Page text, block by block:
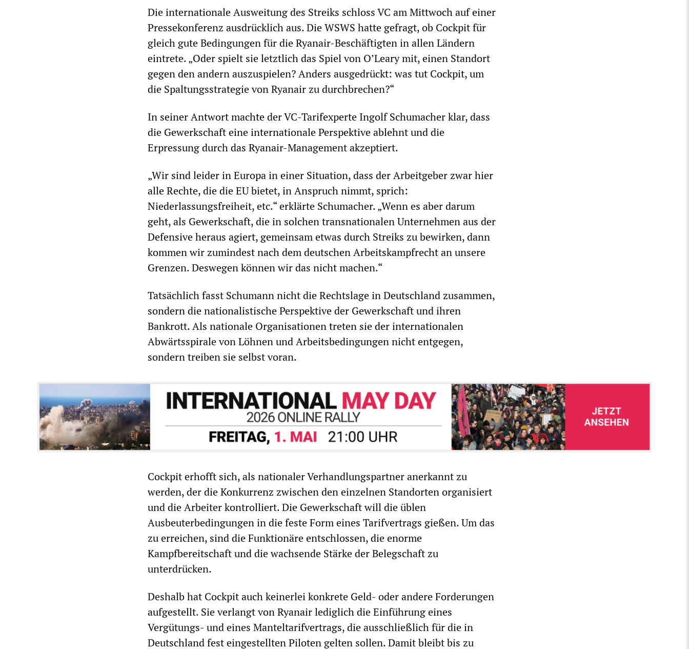
Die internationale Ausweitung des Streiks schloss VC am Mittwoch auf einer
Pressekonferenz ausdrücklich aus. Die WSWS hatte gefragt, ob Cockpit für
gleich gute Bedingungen für die Ryanair-Beschäftigten in allen Ländern
eintrete. „Oder spielt sie letztlich das Spiel von O’Leary mit, einen Standort
gegen den andern auszuspielen? Anders ausgedrückt: was tut Cockpit, um
die Spaltungsstrategie von Ryanair zu durchbrechen?“
In seiner Antwort machte der VC-Tarifexperte Ingolf Schumacher klar, dass
die Gewerkschaft eine internationale Perspektive ablehnt und die
Erpressung durch das Ryanair-Management akzeptiert.
„Wir sind leider in Europa in einer Situation, dass der Arbeitgeber zwar hier
alle Rechte, die die EU bietet, in Anspruch nimmt, sprich:
Niederlassungsfreiheit, etc.“ erklärte Schumacher. „Wenn es aber darum
geht, als Gewerkschaft, die in solchen transnationalen Unternehmen aus der
Defensive heraus agiert, gemeinsam etwas durch Streiks zu bewirken, dann
kommen wir zumindest nach dem deutschen Arbeitskampfrecht an unsere
Grenzen. Deswegen können wir das nicht machen.“
Tatsächlich fasst Schumann nicht die Rechtslage in Deutschland zusammen,
sondern die nationalistische Perspektive der Gewerkschaft und ihren
Bankrott. Als nationale Organisationen treten sie der internationalen
Abwärtsspirale von Löhnen und Arbeitsbedingungen nicht entgegen,
sondern treiben sie selbst voran.
Cockpit erhofft sich, als nationaler Verhandlungspartner anerkannt zu
werden, der die Konkurrenz zwischen den einzelnen Standorten organisiert
und die Arbeiter kontrolliert. Die Gewerkschaft will die üblen
Ausbeuterbedingungen in die feste Form eines Tarifvertrags gießen. Um das
zu erreichen, sind die Funktionäre entschlossen, die enorme
Kampfbereitschaft und die wachsende Stärke der Belegschaft zu
unterdrücken.
Deshalb hat Cockpit auch keinerlei konkrete Geld- oder andere Forderungen
aufgestellt. Sie verlangt von Ryanair lediglich die Einführung eines
Vergütungs- und eines Manteltarifvertrags, die ausschließlich für die in
Deutschland fest eingestellten Piloten gelten sollen. Damit bleibt bis zu